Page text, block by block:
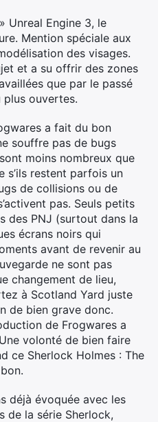
Unreal Engine 3, le
Mention spéciale aux
des visages.
et a su offrir des zones
que par le passé
ouvertes.
a fait du bon
souffre pas de bugs
moins nombreux que
s’ils restent parfois un
de collisions ou de
pas. Seuls petits
des PNJ (surtout dans la
écrans noirs qui
avant de revenir au
ne sont pas
changement de lieu,
à Scotland Yard juste
de bien grave donc.
de Frogwares a
volonté de bien faire
ce Sherlock Holmes : The
déjà évoquée avec les
de la série Sherlock,